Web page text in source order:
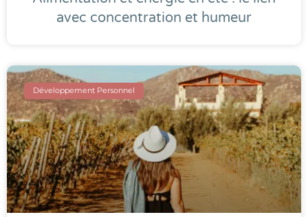
avec concentration et humeur
Développement Personnel